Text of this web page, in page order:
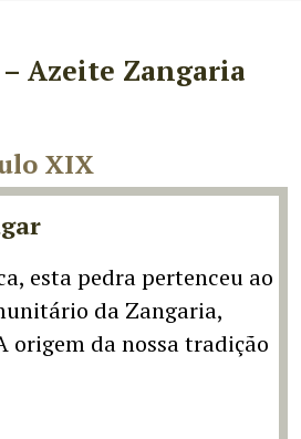
Azeite Zangaria
XIX
esta pedra pertenceu ao
da Zangaria,
origem da nossa tradição